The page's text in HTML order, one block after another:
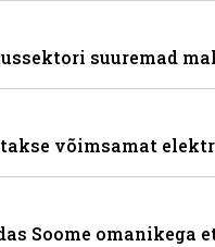
suuremad
võimsamat
Soome omanikega